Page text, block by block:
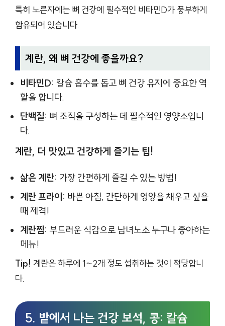
특히 노른자에는 뼈 건강에 필수적인 비타민D가 풍부하게
함유되어 있습니다.
계란, 왜 뼈 건강에 좋을까요?
비타민D: 칼슘 흡수를 돕고 뼈 건강 유지에 중요한 역
할을 합니다.
단백질: 뼈 조직을 구성하는 데 필수적인 영양소입니
다.
계란, 더 맛있고 건강하게 즐기는 팁!
삶은 계란: 가장 간편하게 즐길 수 있는 방법!
계란 프라이: 바쁜 아침, 간단하게 영양을 채우고 싶을
때 제격!
계란찜: 부드러운 식감으로 남녀노소 누구나 좋아하는
메뉴!
Tip! 계란은 하루에 1~2개 정도 섭취하는 것이 적당합니
다.
5. 밭에서 나는 건강 보석, 콩: 칼슘